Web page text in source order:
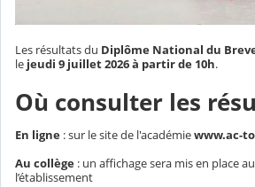
Les résultats du Diplôme National du
le jeudi 9 juillet 2026 à partir de 10h.
Où consulter les
En ligne : sur le site de l'académiewww.ac-
Au collège : un affichage sera mis en place
l’établissement